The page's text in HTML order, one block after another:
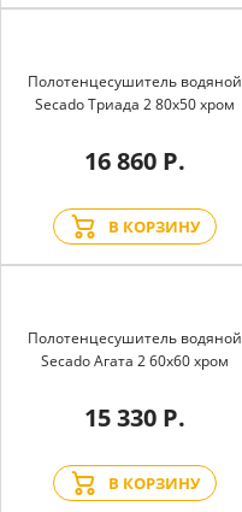
Полотенцесушитель водяной
Secado Триада 2 80x50 хром
16 860 Р.
В КОРЗИНУ
Полотенцесушитель водяной
Secado Агата 2 60x60 хром
15 330 Р.
В КОРЗИНУ